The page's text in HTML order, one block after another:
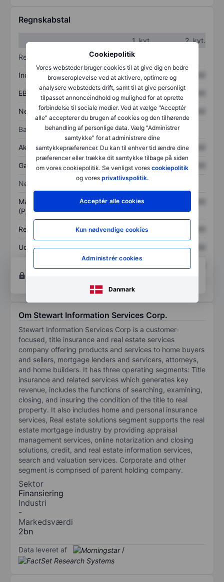
Cookiepolitik
Vores websteder bruger cookies til at give dig en bedre
browseroplevelse ved at aktivere, optimere og
analysere webstedets drift, samt til at give personligt
tilpasset annonceindhold og mulighed for at oprette
forbindelse til sociale medier. Ved at vælge "Acceptér
alle" accepterer du brugen af cookies og den tilhørende
behandling af personlige data. Vælg "Administrer
samtykke" for at administrere dine
samtykkepræferencer. Du kan til enhver tid ændre dine
præferencer eller trække dit samtykke tilbage på siden
om vores cookiepolitik. Se venligst vores cookiepolitik
og vores privatlivspolitik.
Acceptér alle cookies
Kun nødvendige cookies
Administrér cookies
Danmark
Regnskabstal
1. kvt.
2. kvt.
Resultatopgørelse
Indtægter XXXXXXX XXXXXXX
EBITDA XXXXXXX XXXXXXX
Nettoresultat XXXXXXX XXXXXXX
Balance
Aktiver i alt XXXXXXX XXXXXXX
Gæld XXXXXXX XXXXXXX
Nøgletal
Markedsværdi/omsætning
(P/S)
XXXXXXX
Resultat pr. aktie (EPS) XXXXXXX
Udbytte pr. aktie XXXXXXX XXXXXXX
Afkast af egenkapital XXXXXXX
Opret kontofor at få adgang til flere diagrammer
og analyse værktøjer.
Om Stewart Information Services Corp.
Stewart Information Services Corp is a customer-
focused, title insurance and real estate services
company offering products and services to home buyers
and sellers, mortgage lenders and servicers, attorneys,
and home builders. It has three operating segments: Title
insurance and related services which generates key
revenue, includes the functions of searching, examining,
closing, and insuring the condition of the title to real
property. It also includes home and personal insurance
services, Real estate solutions segment supports the real
estate mortgage industry by providing appraisal
management services, online notarization and closing
solutions, credit, and real estate information services,
search and valuation services. Corporate and other
segment is comprised of parent holding company.
Sektor
Finansiering
Industri
-
Markedsværdi
2bn
Data leveret af /